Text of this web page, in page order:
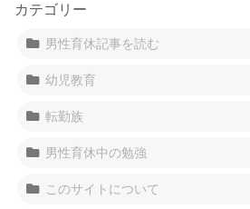
カテゴリー
男性育休記事を読む
幼児教育
転勤族
男性育休中の勉強
このサイトについて